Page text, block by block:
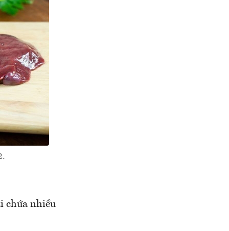
chứa nhiều